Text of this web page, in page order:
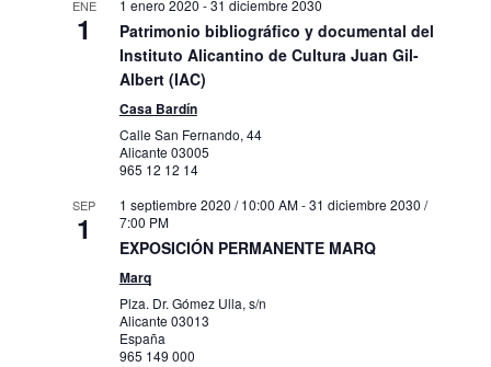
ENE
1
1 enero 2020 -31 diciembre 2030
Patrimonio bibliográfico y documental del
Instituto Alicantino de Cultura Juan Gil-
Albert (IAC)
Casa Bardín
Calle San Fernando, 44
Alicante 03005
965 12 12 14
SEP
1
1 septiembre 2020 / 10:00 AM-31 diciembre 2030 /
7:00 PM
EXPOSICIÓN PERMANENTE MARQ
Marq
Plza. Dr. Gómez Ulla, s/n
Alicante 03013
España
965 149 000